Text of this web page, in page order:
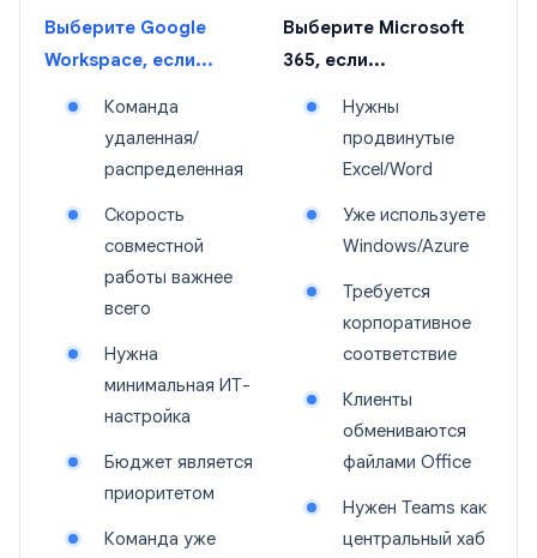
Выберите Google
Workspace, если...
Команда
удаленная/
распределенная
Скорость
совместной
работы важнее
всего
Нужна
минимальная ИТ-
настройка
Бюджет является
приоритетом
Команда уже
Выберите Microsoft
365, если...
Нужны
продвинутые
Excel/Word
Уже используете
Windows/Azure
Требуется
корпоративное
соответствие
Клиенты
обмениваются
файлами Office
Нужен Teams как
центральный хаб